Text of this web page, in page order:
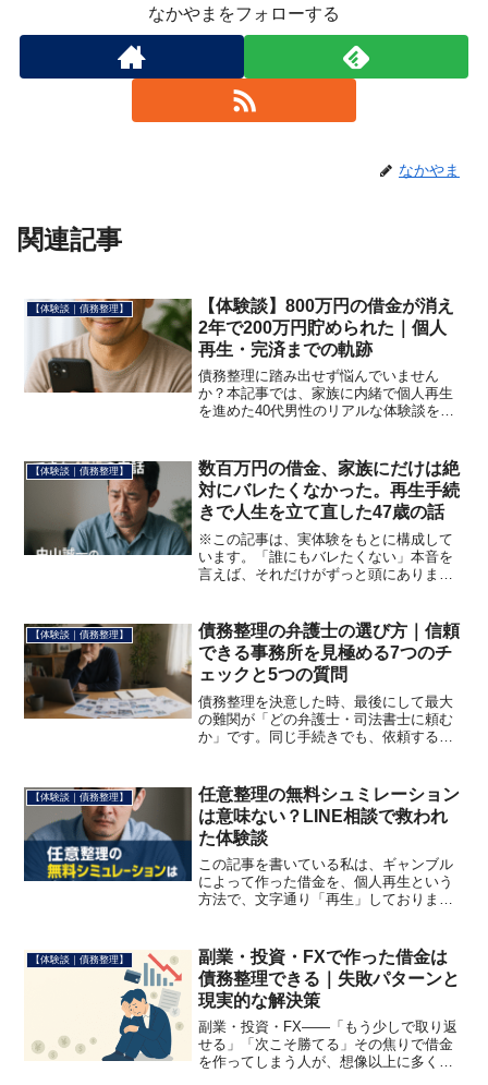
なかやまをフォローする
なかやま
関連記事
【体験談｜債務整理】
【体験談】800万円の借金が消え
2年で200万円貯められた｜個人
再生・完済までの軌跡
債務整理に踏み出せず悩んでいません
か？本記事では、家族に内緒で個人再生
を進めた40代男性のリアルな体験談を紹
しく解説。後悔しない再スタートのヒン
トがここにあります。
【体験談｜債務整理】
数百万円の借金、家族にだけは絶
対にバレたくなかった。再生手続
きで人生を立て直した47歳の話
※この記事は、実体験をもとに構成して
います。「誰にもバレたくない」本音を
言えば、それだけがずっと頭にありまし
家族にバレることが怖かったのです。働
いても、足りない。未来の...
【体験談｜債務整理】
債務整理の弁護士の選び方｜信頼
できる事務所を見極める7つのチ
ェックと5つの質問
債務整理を決意した時、最後にして最大
の難関が「どの弁護士・司法書士に頼む
か」です。同じ手続きでも、依頼する事
でのストレスも天と地ほど差が出ます。
「とりあえず広告で見た事...
【体験談｜債務整理】
任意整理の無料シュミレーション
は意味ない？LINE相談で救われ
た体験談
この記事を書いている私は、ギャンブル
によって作った借金を、個人再生という
方法で、文字通り「再生」しておりま
じゃねぇ！」やり直すことは、絶対に可
能です。繰り返します。【...
【体験談｜債務整理】
副業・投資・FXで作った借金は
債務整理できる｜失敗パターンと
現実的な解決策
副業・投資・FX——「もう少しで取り返
せる」「次こそ勝てる」その焦りで借金
を作ってしまう人が、想像以上に多くい